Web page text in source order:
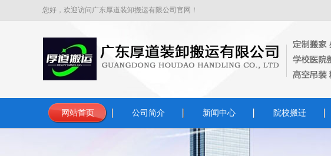
您好，欢迎访问广东厚道装卸搬运有限公司官网！
网站首页 公司简介 新闻中心 院校搬迁